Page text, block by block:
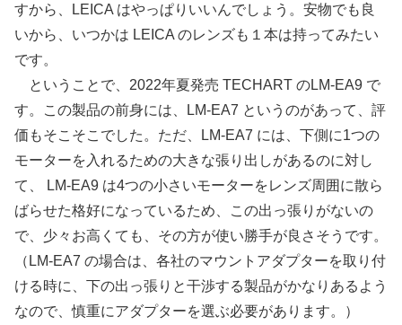
すから、LEICA はやっぱりいいんでしょう。安物でも良
いから、いつかは LEICA のレンズも１本は持ってみたい
です。
ということで、2022年夏発売 TECHART のLM-EA9 で
す。この製品の前身には、LM-EA7 というのがあって、評
価もそこそこでした。ただ、LM-EA7 には、下側に1つの
モーターを入れるための大きな張り出しがあるのに対し
て、 LM-EA9 は4つの小さいモーターをレンズ周囲に散ら
ばらせた格好になっているため、この出っ張りがないの
で、少々お高くても、その方が使い勝手が良さそうです。
（LM-EA7 の場合は、各社のマウントアダプターを取り付
ける時に、下の出っ張りと干渉する製品がかなりあるよう
なので、慎重にアダプターを選ぶ必要があります。）